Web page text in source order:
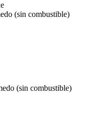
(sin combustible)
(sin combustible)